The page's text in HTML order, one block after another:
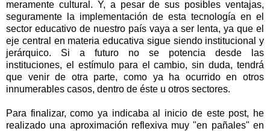
meramente cultural. Y, a pesar de sus posibles ventajas,
seguramente la implementación de esta tecnología en el
sector educativo de nuestro país vaya a ser lenta, ya que el
eje central en materia educativa sigue siendo institucional y
jerárquico. Si a futuro no se potencia desde las
instituciones, el estímulo para el cambio, sin duda, tendrá
que venir de otra parte, como ya ha ocurrido en otros
innumerables casos, dentro de éste u otros sectores.
Para finalizar, como ya indicaba al inicio de este post, he
realizado una aproximación reflexiva muy "en pañales" en